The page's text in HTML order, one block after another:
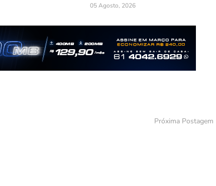
05 Agosto, 2026
Próxima Postagem